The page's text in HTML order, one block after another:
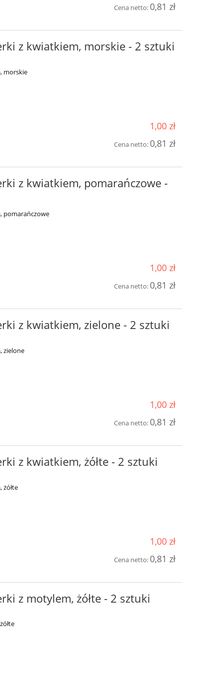
Cena netto: 0,81 zł
z kwiatkiem, morskie - 2 sztuki
morskie
1,00 zł
Cena netto: 0,81 zł
z kwiatkiem, pomarańczowe -
pomarańczowe
1,00 zł
Cena netto: 0,81 zł
z kwiatkiem, zielone - 2 sztuki
zielone
1,00 zł
Cena netto: 0,81 zł
z kwiatkiem, żółte - 2 sztuki
żółte
1,00 zł
Cena netto: 0,81 zł
z motylem, żółte - 2 sztuki